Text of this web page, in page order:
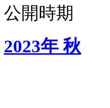
公開時期
2023年 秋